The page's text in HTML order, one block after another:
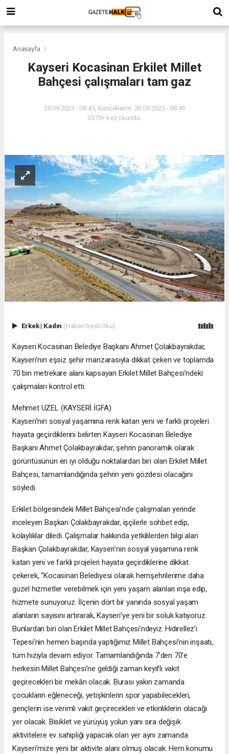
Anasayfa
Kayseri Kocasinan Erkilet Millet
Bahçesi çalışmaları tam gaz
20.09.2023 - 08:45, Güncelleme: 20.09.2023 - 08:45
3573+ kez okundu.
Erkek| Kadın (Haberi Sesli Oku)
Kayseri Kocasinan Belediye Başkanı Ahmet Çolakbayrakdar,
Kayseri’nin eşsiz şehir manzarasıyla dikkat çeken ve toplamda
70 bin metrekare alanı kapsayan Erkilet Millet Bahçesi’ndeki
çalışmaları kontrol etti.
Mehmet UZEL (KAYSERİ İGFA)
Kayseri’nin sosyal yaşamına renk katan yeni ve farklı projeleri
hayata geçirdiklerini belirten Kayseri Kocasinan Belediye
Başkanı Ahmet Çolakbayrakdar, şehrin panoramik olarak
görüntüsünün en iyi olduğu noktalardan biri olan Erkilet Millet
Bahçesi, tamamlandığında şehrin yeni gözdesi olacağını
söyledi.
Erkilet bölgesindeki Millet Bahçesi’nde çalışmaları yerinde
inceleyen Başkan Çolakbayrakdar, işçilerle sohbet edip,
kolaylıklar diledi. Çalışmalar hakkında yetkililerden bilgi alan
Başkan Çolakbayrakdar, Kayseri’nin sosyal yaşamına renk
katan yeni ve farklı projeleri hayata geçirdiklerine dikkat
çekerek, “Kocasinan Belediyesi olarak hemşehrilerime daha
güzel hizmetler verebilmek için yeni yaşam alanları inşa edip,
hizmete sunuyoruz. İlçenin dört bir yanında sosyal yaşam
alanların sayısını artırarak, Kayseri’ye yeni bir soluk katıyoruz.
Bunlardan biri olan Erkilet Millet Bahçesi’ndeyiz. Hıdırellez’i
Tepesi’nin hemen başında yaptığımız Millet Bahçesi’nin inşaatı,
tüm hızıyla devam ediyor. Tamamlandığında 7’den 70’e
herkesin Millet Bahçesi’ne geldiği zaman keyifli vakit
geçirecekleri bir mekân olacak. Burası yakın zamanda
çocukların eğleneceği, yetişkinlerin spor yapabilecekleri,
gençlerin ise verimli vakit geçirecekleri ve etkinliklerin olacağı
yer olacak. Bisiklet ve yürüyüş yolun yanı sıra değişik
aktivitelere ev sahipliği yapacak olan yer aynı zamanda
Kayseri’mize yeni bir aktivite alanı olmuş olacak. Hem konumu